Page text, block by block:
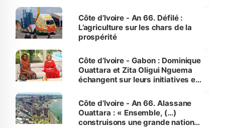
Côte d’Ivoire - An 66. Défilé :
L’agriculture sur les chars de la
prospérité
Côte d’Ivoire - Gabon : Dominique
Ouattara et Zita Oligui Nguema
échangent sur leurs initiatives en
enfants
Côte d’Ivoire - An 66. Alassane
Ouattara : « Ensemble, (…)
construisons une grande nation